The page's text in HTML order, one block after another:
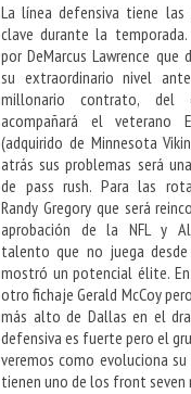
La línea defensiva tiene las
clave durante la temporada.
por DeMarcus Lawrence que
su extraordinario nivel
millonario contrato,
acompañará el veterano
(adquirido de Minnesota
atrás sus problemas será
de pass rush. Para las
Randy Gregory que será
aprobación de la NFL y
talento que no juega
mostró un potencial élite.
otro fichaje Gerald McCoy
más alto de Dallas en el
defensiva es fuerte pero el
veremos como evoluciona
tienen uno de los front seven